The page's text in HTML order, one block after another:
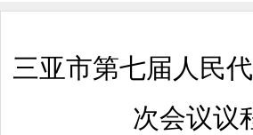
三亚市第七届人民
次会议议